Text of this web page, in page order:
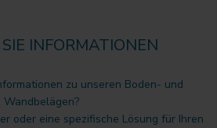
INFORMATIONEN
zu unseren Boden- und
Wandbelägen?
oder eine spezifische Lösung für Ihren